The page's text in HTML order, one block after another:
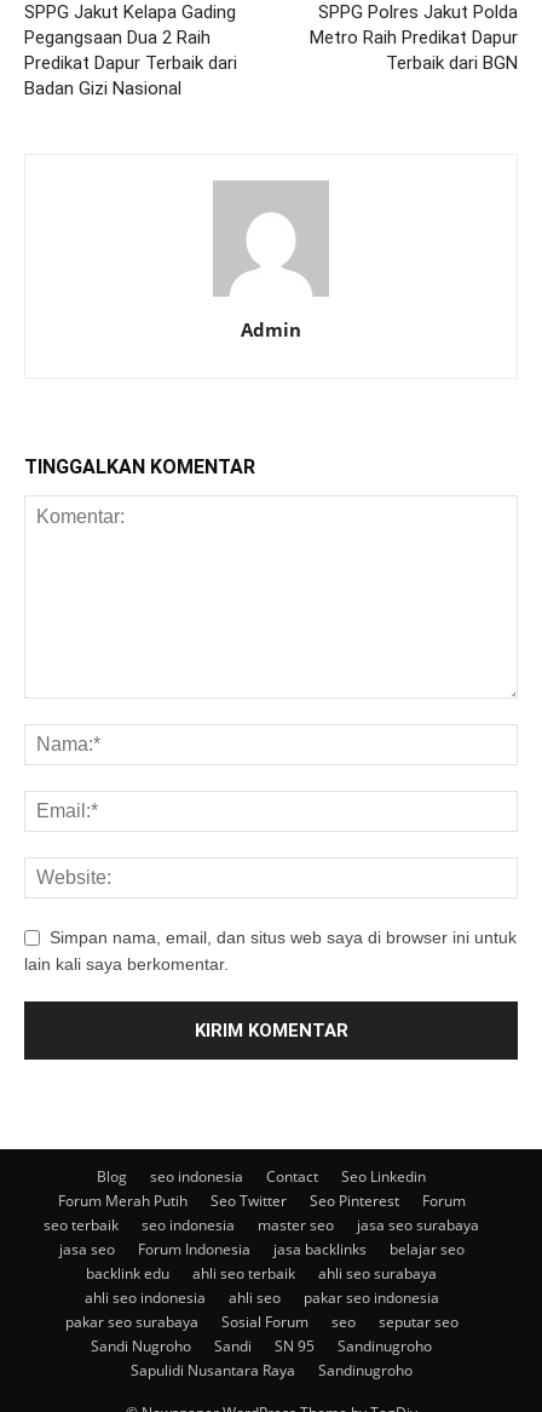
SPPG Jakut Kelapa Gading
Pegangsaan Dua 2 Raih
Predikat Dapur Terbaik dari
Badan Gizi Nasional
SPPG Polres Jakut Polda
Metro Raih Predikat Dapur
Terbaik dari BGN
Admin
TINGGALKAN KOMENTAR
Simpan nama, email, dan situs web saya di browser ini untuk
lain kali saya berkomentar.
Blog seo indonesia Contact
Seo Linkedin
Forum Merah Putih
Seo Twitter Seo Pinterest
Forum
seo terbaik
seo indonesia master seo
jasa seo surabaya
jasa seo
Forum Indonesia jasa backlinks
belajar seo
backlink edu
ahli seo terbaik
ahli seo surabaya
ahli seo indonesia
ahli seo
pakar seo indonesia
pakar seo surabaya
Sosial Forum seo
seputar seo
Sandi Nugroho
Sandi SN 95
Sandinugroho
Sapulidi Nusantara Raya
Sandinugroho